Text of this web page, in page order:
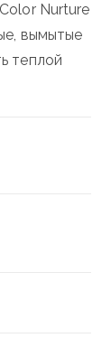
Nurture
вымытые
теплой